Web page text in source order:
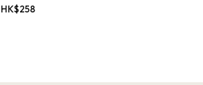
HK$258